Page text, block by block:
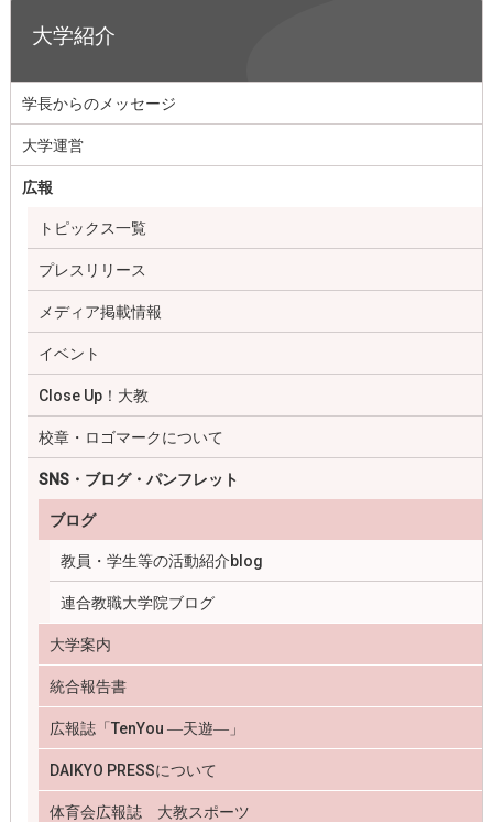
大学紹介
学長からのメッセージ
大学運営
広報
トピックス一覧
プレスリリース
メディア掲載情報
イベント
Close Up！大教
校章・ロゴマークについて
SNS・ブログ・パンフレット
ブログ
教員・学生等の活動紹介blog
連合教職大学院ブログ
大学案内
統合報告書
広報誌「TenYou ―天遊―」
DAIKYO PRESSについて
体育会広報誌 大教スポーツ